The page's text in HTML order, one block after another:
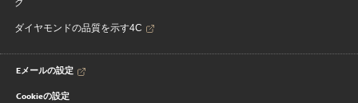
ク
ダイヤモンドの品質を示す4C
Eメールの設定
Cookieの設定